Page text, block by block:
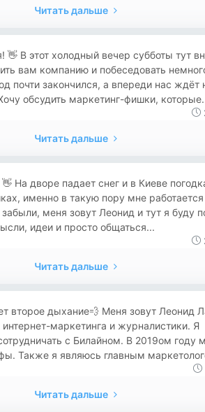
Читать дальше
В этот холодный вечер субботы тут
вам компанию и побеседовать
почти закончился, а впереди нас ждёт
обсудить маркетинг-фишки,
Читать дальше
На дворе падает снег и в Киеве
именно в такую пору мне
меня зовут Леонид и тут я буду
идеи и просто общаться...
Читать дальше
второе дыхание💨 Меня зовут Леонид
маркетинга и журналистики. Я
с Билайном. В 2019ом году
Также я являюсь главным
Читать дальше